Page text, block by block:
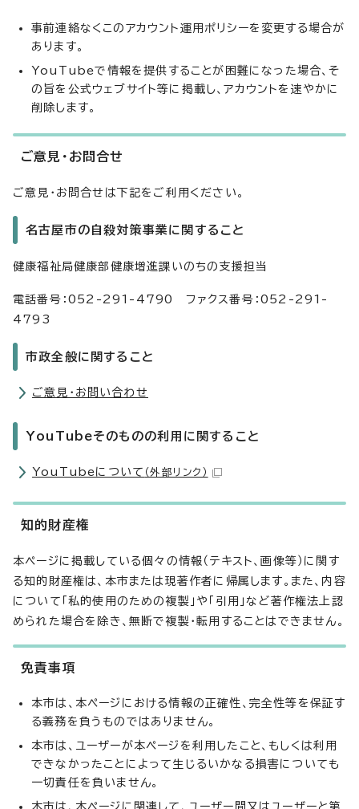
事前連絡なくこのアカウント運用ポリシーを変更する場合が
あります。
YouTubeで情報を提供することが困難になった場合、そ
の旨を公式ウェブサイト等に掲載し、アカウントを速やかに
削除します。
ご意見・お問合せ
ご意見・お問合せは下記をご利用ください。
名古屋市の自殺対策事業に関すること
健康福祉局健康部健康増進課いのちの支援担当
電話番号：052-291-4790 ファクス番号：052-291-
4793
市政全般に関すること
ご意見・お問い合わせ
YouTubeそのものの利用に関すること
YouTubeについて （外部リンク）
知的財産権
本ページに掲載している個々の情報（テキスト、画像等）に関す
る知的財産権は、本市または現著作者に帰属します。また、内容
について「私的使用のための複製」や「引用」など著作権法上認
められた場合を除き、無断で複製・転用することはできません。
免責事項
本市は、本ページにおける情報の正確性、完全性等を保証す
る義務を負うものではありません。
本市は、ユーザーが本ページを利用したこと、もしくは利用
できなかったことによって生じるいかなる損害についても
一切責任を負いません。
本市は、本ページに関連して、ユーザー間又はユーザーと第